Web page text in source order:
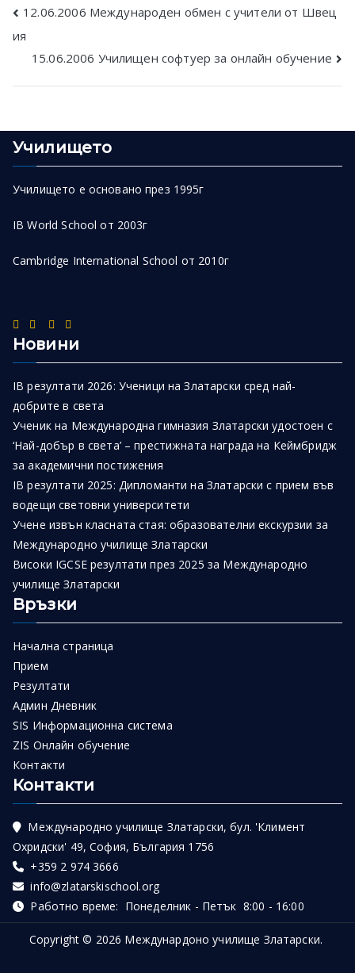
Post
navigation
12.06.2006 Международен обмен с учители от Швец
ия
15.06.2006 Училищен софтуер за онлайн обучение
Училището
Училището е основано през 1995г
IB World School от 2003г
Cambridge International School от 2010г
Новини
IB резултати 2026: Ученици на Златарски сред най-
добрите в света
Ученик на Международна гимназия Златарски удостоен с
‘Най-добър в света’ – престижната награда на Кеймбридж
за академични постижения
IB резултати 2025: Дипломанти на Златарски с прием във
водещи световни университети
Учене извън класната стая: образователни екскурзии за
Международно училище Златарски
Високи IGCSE резултати през 2025 за Международно
училище Златарски
Връзки
Начална страница
Прием
Резултати
Админ Дневник
SIS Информационна система
ZIS Онлайн обучение
Контакти
Контакти
Международно училище Златарски, бул. 'Климент
Охридски' 49, София, България 1756
+359 2 974 3666
info@zlatarskischool.org
Работно време: Понеделник - Петък 8:00 - 16:00
Copyright © 2026 Междунардоно училище Златарски.